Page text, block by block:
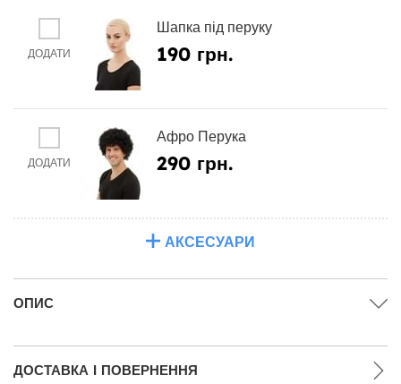
ДОДАТИ
Шапка під перуку
190 грн.
ДОДАТИ
Афро Перука
290 грн.
АКСЕСУАРИ
ОПИС
ДОСТАВКА І ПОВЕРНЕННЯ